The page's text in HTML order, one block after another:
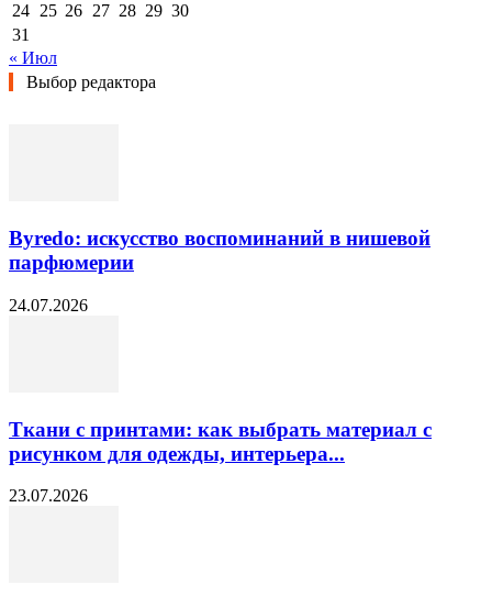
24 25 26 27 28 29 30
31
« Июл
Выбор редактора
Byredo: искусство воспоминаний в нишевой
парфюмерии
24.07.2026
Ткани с принтами: как выбрать материал с
рисунком для одежды, интерьера...
23.07.2026